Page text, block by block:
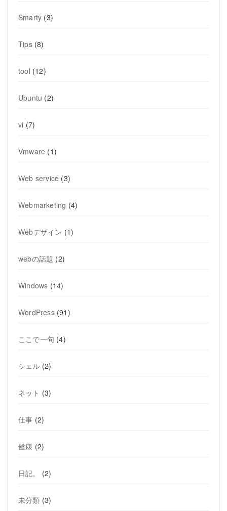
Smarty (3)
Tips(8)
tool (12)
Ubuntu (2)
vi (7)
Vmware (1)
Web service (3)
Webmarketing (4)
Webデザイン (1)
webの話題 (2)
Windows (14)
WordPress(91)
ここで一句 (4)
シェル (2)
ネット (3)
仕事 (2)
健康 (2)
日記。 (2)
未分類 (3)